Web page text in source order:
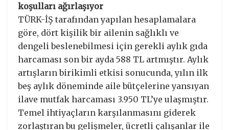
koşulları ağırlaşıyor
TÜRK-İŞ tarafından yapılan hesaplamalara
göre, dört kişilik bir ailenin sağlıklı ve
dengeli beslenebilmesi için gerekli aylık gıda
harcaması son bir ayda 588 TL artmıştır. Aylık
artışların birikimli etkisi sonucunda, yılın ilk
beş aylık döneminde aile bütçelerine yansıyan
ilave mutfak harcaması 3.950 TL’ye ulaşmıştır.
Temel ihtiyaçların karşılanmasını giderek
zorlaştıran bu gelişmeler, ücretli çalışanlar ile